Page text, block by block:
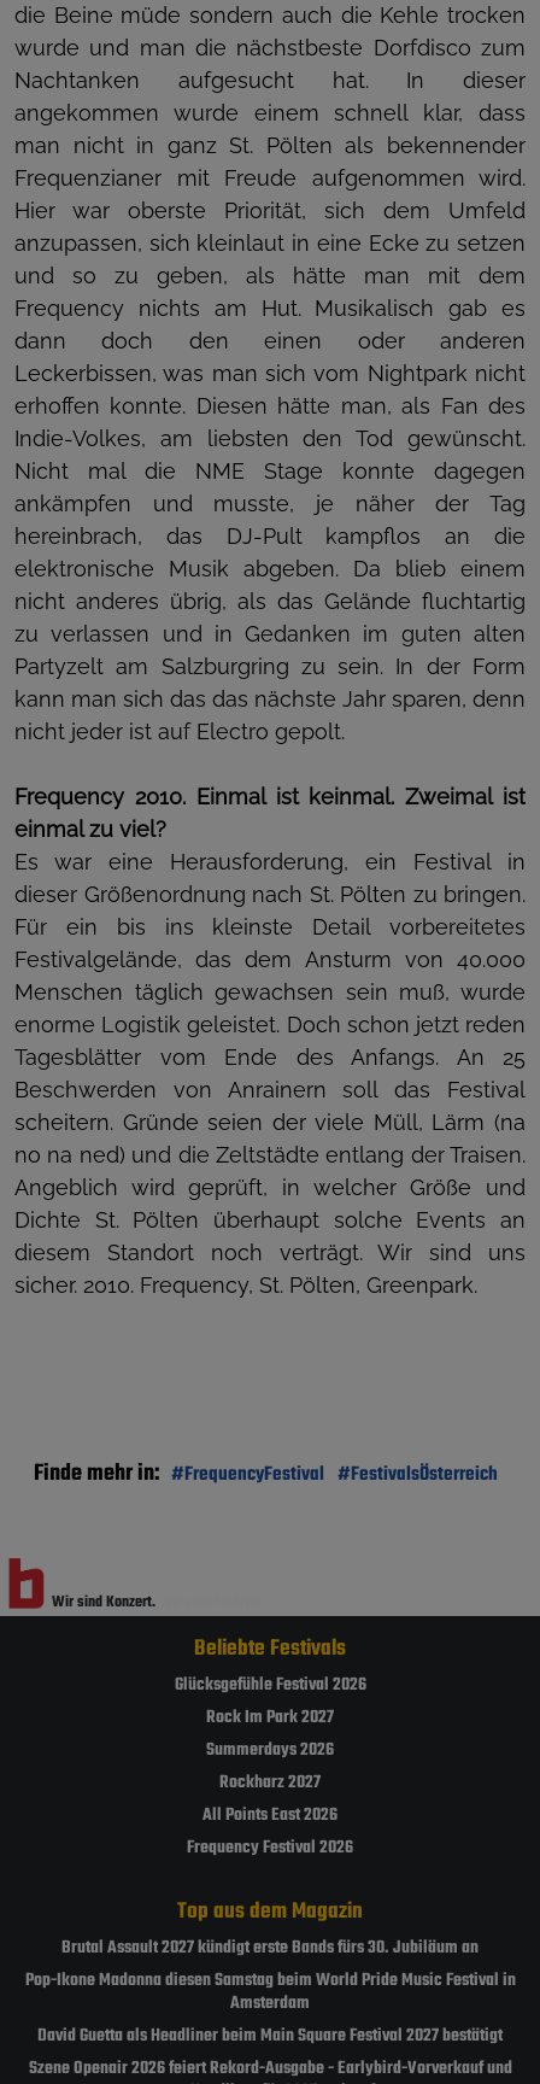
die Beine müde sondern auch die Kehle trocken
wurde und man die nächstbeste Dorfdisco zum
Nachtanken aufgesucht hat. In dieser
angekommen wurde einem schnell klar, dass
man nicht in ganz St. Pölten als bekennender
Frequenzianer mit Freude aufgenommen wird.
Hier war oberste Priorität, sich dem Umfeld
anzupassen, sich kleinlaut in eine Ecke zu setzen
und so zu geben, als hätte man mit dem
Frequency nichts am Hut. Musikalisch gab es
dann doch den einen oder anderen
Leckerbissen, was man sich vom Nightpark nicht
erhoffen konnte. Diesen hätte man, als Fan des
Indie-Volkes, am liebsten den Tod gewünscht.
Nicht mal die NME Stage konnte dagegen
ankämpfen und musste, je näher der Tag
hereinbrach, das DJ-Pult kampflos an die
elektronische Musik abgeben. Da blieb einem
nicht anderes übrig, als das Gelände fluchtartig
zu verlassen und in Gedanken im guten alten
Partyzelt am Salzburgring zu sein. In der Form
kann man sich das das nächste Jahr sparen, denn
nicht jeder ist auf Electro gepolt.
Frequency 2010. Einmal ist keinmal. Zweimal ist
einmal zu viel?
Es war eine Herausforderung, ein Festival in
dieser Größenordnung nach St. Pölten zu bringen.
Für ein bis ins kleinste Detail vorbereitetes
Festivalgelände, das dem Ansturm von 40.000
Menschen täglich gewachsen sein muß, wurde
enorme Logistik geleistet. Doch schon jetzt reden
Tagesblätter vom Ende des Anfangs. An 25
Beschwerden von Anrainern soll das Festival
scheitern. Gründe seien der viele Müll, Lärm (na
no na ned) und die Zeltstädte entlang der Traisen.
Angeblich wird geprüft, in welcher Größe und
Dichte St. Pölten überhaupt solche Events an
diesem Standort noch verträgt. Wir sind uns
sicher. 2010. Frequency, St. Pölten, Greenpark.
Finde mehr in: #FrequencyFestival #FestivalsÖsterreich
Wir sind Konzert.
Beliebte Festivals
Glücksgefühle Festival 2026
Rock Im Park 2027
Summerdays 2026
Rockharz 2027
All Points East 2026
Frequency Festival 2026
Top aus dem Magazin
Brutal Assault 2027 kündigt erste Bands fürs 30. Jubiläum an
Pop-Ikone Madonna diesen Samstag beim World Pride Music Festival in
Amsterdam
David Guetta als Headliner beim Main Square Festival 2027 bestätigt
Szene Openair 2026 feiert Rekord-Ausgabe - Earlybird-Vorverkauf und